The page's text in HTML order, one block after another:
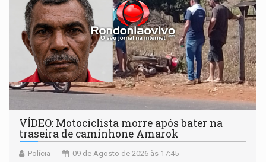
VÍDEO: Motociclista morre após bater na
traseira de caminhone Amarok
Polícia 09 de Agosto de 2026 às 17:45